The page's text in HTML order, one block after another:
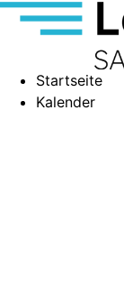
Startseite
Kalender